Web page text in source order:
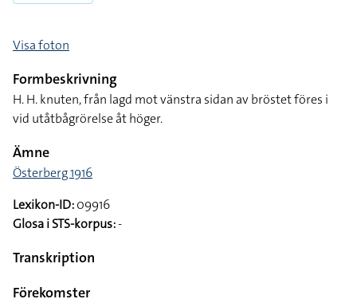
Visa foton
Formbeskrivning
H. H. knuten, från lagd mot vänstra sidan av bröstet föres i
vid utåtbågrörelse åt höger.
Ämne
Österberg 1916
Lexikon-ID:09916
Glosa i STS-korpus:-
Transkription
Förekomster